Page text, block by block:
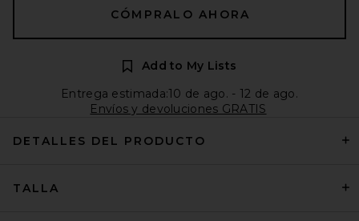
CÓMPRALO AHORA
Add to My Lists
Entrega estimada:10 de ago. - 12 de ago.
Envíos y devoluciones GRATIS
DETALLES DEL PRODUCTO
TALLA